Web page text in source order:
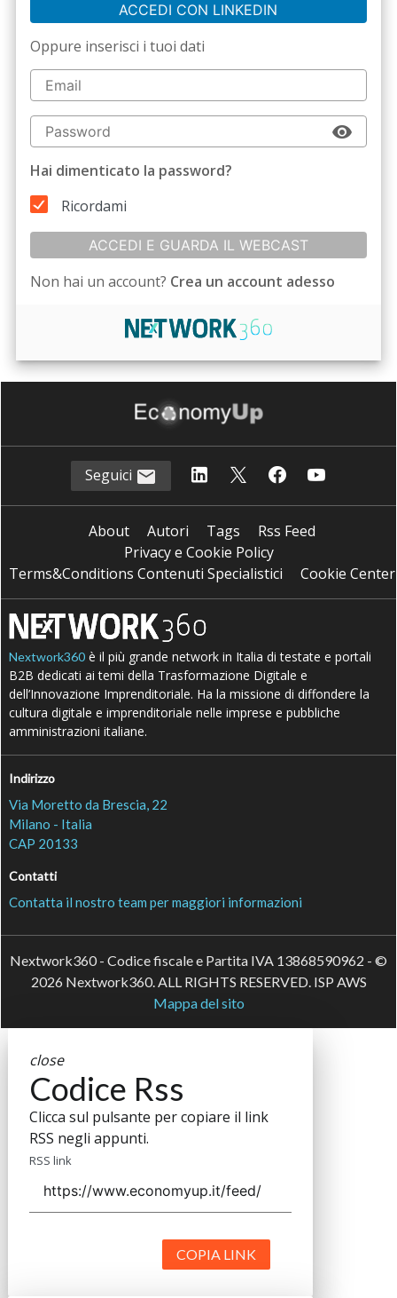
ACCEDI CON LINKEDIN
Oppure inserisci i tuoi dati
Hai dimenticato la password?
Ricordami
ACCEDI E GUARDA IL WEBCAST
Non hai un account? Crea un account adesso
Seguici
About Autori Tags
Rss Feed
Privacy e Cookie Policy
Terms&Conditions Contenuti Specialistici
Cookie Center
Nextwork360 è il più grande network in Italia di testate e portali
B2B dedicati ai temi della Trasformazione Digitale e
dell’Innovazione Imprenditoriale. Ha la missione di diffondere la
cultura digitale e imprenditoriale nelle imprese e pubbliche
amministrazioni italiane.
Indirizzo
Via Moretto da Brescia, 22
Milano - Italia
CAP 20133
Contatti
Contatta il nostro team per maggiori informazioni
Nextwork360 - Codice fiscale e Partita IVA 13868590962 - ©
2026 Nextwork360. ALL RIGHTS RESERVED. ISP AWS
Mappa del sito
close
Codice Rss
Clicca sul pulsante per copiare il link
RSS negli appunti.
RSS link
COPIA LINK